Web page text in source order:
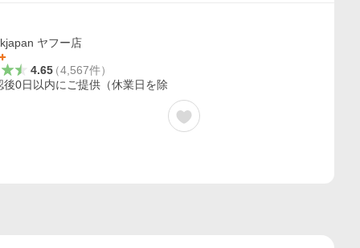
ヤフー店
4.65（4,567件）
後0日以内にご提供（休業日を除